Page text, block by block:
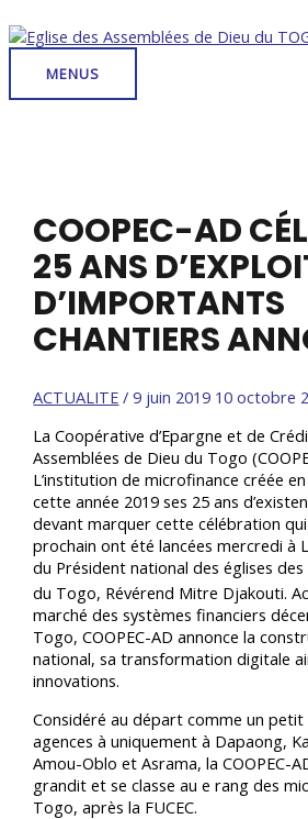
au
contenuMENUS
MENUS
COOPEC-AD
25 ANS
D’IMPORTANTS
CHANTIERS
ACTUALITE /9 juin 2019 10 octobre
La Coopérative d’Epargne et de
Assemblées de Dieu du Togo
L’institution de microfinance créée
cette année 2019 ses 25 ans
devant marquer cette célébration qui
prochain ont été lancées mercredi à
du Président national des églises
du Togo, Révérend Mitre Djakouti.
marché des systèmes financiers
Togo, COOPEC-AD annonce la
national, sa transformation digitale
innovations.
Considéré au départ comme un petit
agences à uniquement à Dapaong,
Amou-Oblo et Asrama, la COOPEC-
grandit et se classe au e rang des
Togo, après la FUCEC.